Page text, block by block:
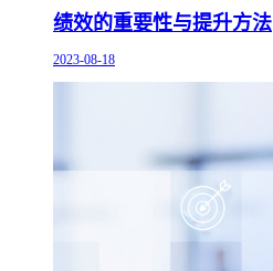
绩效的重要性与提升方法
2023-08-18